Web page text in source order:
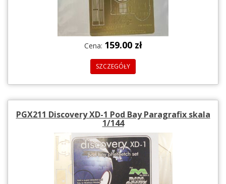
Cena: 159.00 zł
SZCZEGÓŁY
PGX211 Discovery XD-1 Pod Bay Paragrafix skala
1/144